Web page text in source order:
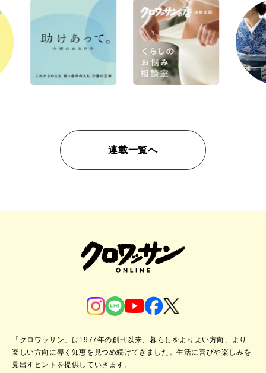
連載一覧へ
「クロワッサン」は1977年の創刊以来、暮らしをよりよい方向、より
楽しい方向に導く知恵を見つめ続けてきました。生活に喜びや楽しみを
見出すヒントを提供していきます。